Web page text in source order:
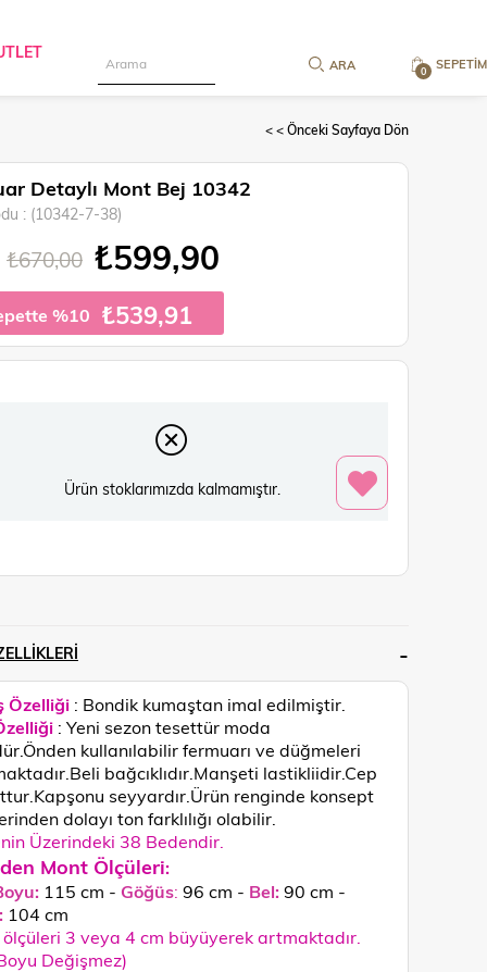
SEPETIM
0
< < Önceki Sayfaya Dön
Detaylı Mont Bej 10342
(10342-7-38)
₺670,00 ₺599,90
%10 ₺539,91
Ürün stoklarımızda kalmamıştır.
Özelliği : Bondik kumaştan imal edilmiştir.
: Yeni sezon tesettür moda
kullanılabilir fermuarı ve düğmeleri
bağcıklıdır.Manşeti lastikliidir.Cep
seyyardır. Ürün renginde konsept
dolayı ton farklılığı olabilir.
Üzerindeki 38 Bedendir.
Mont Ölçüleri:
115 cm - Göğüs: 96 cm - Bel:90 cm -
104 cm
3 veya 4 cm büyüyerek artmaktadır.
Değişmez)